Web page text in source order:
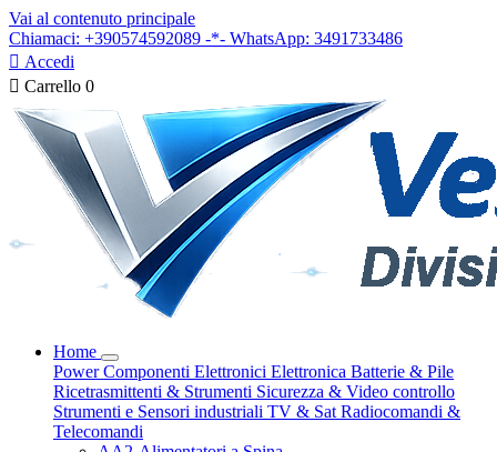
Vai al contenuto principale
Chiamaci: +390574592089 -*- WhatsApp: 3491733486
 Accedi
 Carrello 0
Home
PowerComponenti Elettronici Elettronica Batterie & Pile
Ricetrasmittenti & Strumenti Sicurezza & Video controllo
Strumenti e Sensori industriali TV & Sat Radiocomandi &
Telecomandi